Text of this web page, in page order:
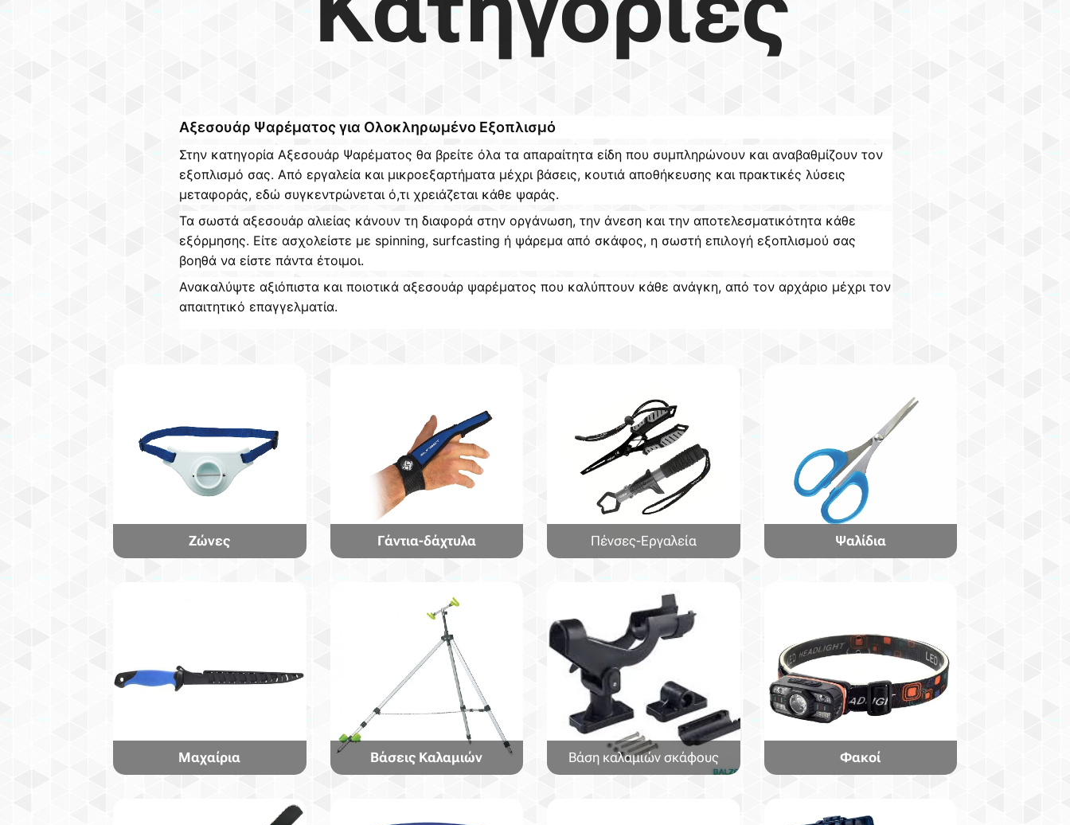
Αξεσουάρ Ψαρέματος για Ολοκληρωμένο Εξοπλισμό
Στην κατηγορία Αξεσουάρ Ψαρέματος θα βρείτε όλα τα απαραίτητα είδη που συμπληρώνουν και αναβαθμίζουν τον
εξοπλισμό σας. Από εργαλεία και μικροεξαρτήματα μέχρι βάσεις, κουτιά αποθήκευσης και πρακτικές λύσεις
μεταφοράς, εδώ συγκεντρώνεται ό,τι χρειάζεται κάθε ψαράς.
Τα σωστά αξεσουάρ αλιείας κάνουν τη διαφορά στην οργάνωση, την άνεση και την αποτελεσματικότητα κάθε
εξόρμησης. Είτε ασχολείστε με spinning, surfcasting ή ψάρεμα από σκάφος, η σωστή επιλογή εξοπλισμού σας
βοηθά να είστε πάντα έτοιμοι.
Ανακαλύψτε αξιόπιστα και ποιοτικά αξεσουάρ ψαρέματος που καλύπτουν κάθε ανάγκη, από τον αρχάριο μέχρι τον
απαιτητικό επαγγελματία.
Ζώνες Γάντια-δάχτυλα Πένσες-Εργαλεία Ψαλίδια
Μαχαίρια Βάσεις Καλαμιών Βάση καλαμιών σκάφους Φακοί